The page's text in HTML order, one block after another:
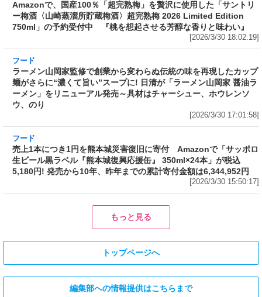
[2026/3/30 18:02:19]
フード
ラーメン山岡家監修で創業から変わらぬ伝統の
味を再現したカップ麺がさらに“濃くて旨い”ス
ン」をリニューアル発売～具材はチャーシュ
ー、ホウレンソウ、のり
[2026/3/30 17:01:58]
売上1本につき1円を熊本城災害復旧に寄付 Amazonで「サッポロ
生ビール黒ラベル『熊本城復興応援缶』 350ml×24本」が税込
5,180円! 発売から10年、昨年までの累計寄付金額は6,344,952円
[2026/3/30 15:50:17]
フード
川料理! 日清食品が「カップヌー
[2026/3/30 15:42:35]
フード
サガミが「晦日そば」を明日31日
「時間無制限」の挑戦枠は税込
4,400円